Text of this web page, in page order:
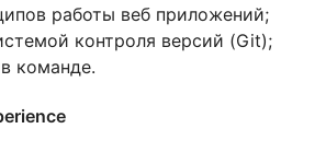
работы веб приложений;
контроля версий (Git);
команде.